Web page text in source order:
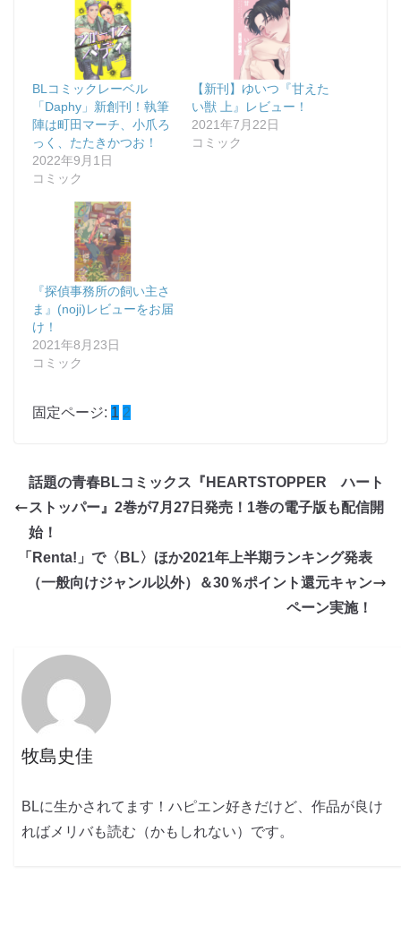
BLコミックレーベル
「Daphy」新創刊！執筆
陣は町田マーチ、小爪ろ
っく、たたきかつお！
2022年9月1日
コミック
【新刊】ゆいつ『甘えた
い獣 上』レビュー！
2021年7月22日
コミック
『探偵事務所の飼い主さ
ま』(noji)レビューをお届
け！
2021年8月23日
コミック
固定ページ: 1 2
話題の青春BLコミックス『HEARTSTOPPER ハート
ストッパー』2巻が7月27日発売！1巻の電子版も配信開
始！
「Renta!」で〈BL〉ほか2021年上半期ランキング発表
（一般向けジャンル以外）＆30％ポイント還元キャン
ペーン実施！
牧島史佳
BLに生かされてます！ハピエン好きだけど、作品が良け
ればメリバも読む（かもしれない）です。